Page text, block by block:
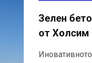
Зелен
от Холсим